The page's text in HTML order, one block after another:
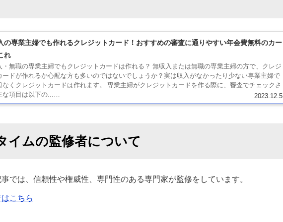
の専業主婦でも作れるクレジットカード！おすすめの審査に通りやすい年会費無料のカー
れ
2023.12.5
・無職の専業主婦でもクレジットカードは作れる？ 無収入または無職の専業主婦の方で、クレジ
ードが作れるか心配な方も多いのではないでしょうか？実は収入がなかったり少ない専業主婦で
なくクレジットカードは作れます。 専業主婦がクレジットカードを作る際に、審査でチェックさ
な項目は以下の...…
イムの監修者について
では、信頼性や権威性、専門性のある専門家が監修をしています。
こちら